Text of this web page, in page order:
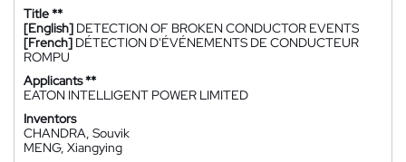
Title **
[English] DETECTION OF BROKEN CONDUCTOR EVENTS
[French] DÉTECTION D'ÉVÉNEMENTS DE CONDUCTEUR
ROMPU
Applicants **
EATON INTELLIGENT POWER LIMITED
Inventors
CHANDRA, Souvik
MENG, Xiangying